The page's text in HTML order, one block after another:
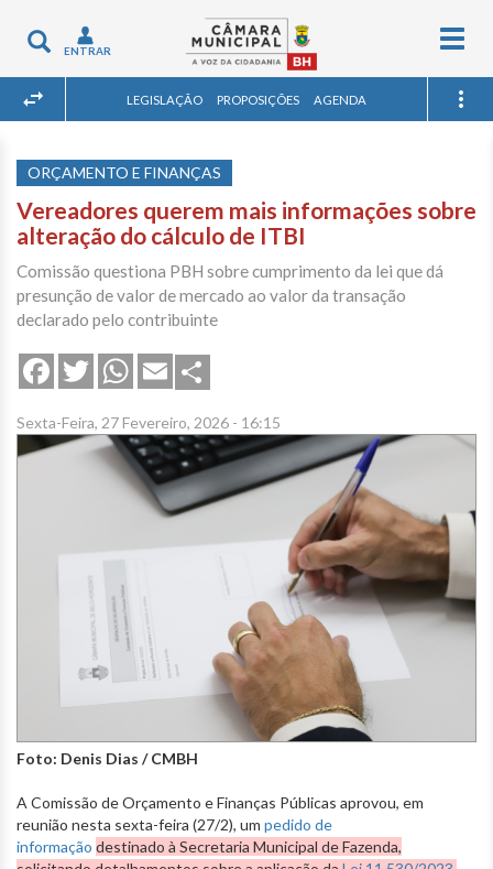
Toggle
navigation
ENTRAR
LEGISLAÇÃO PROPOSIÇÕES AGENDA
ORÇAMENTO E FINANÇAS
Vereadores querem mais informações sobre
alteração do cálculo de ITBI
Comissão questiona PBH sobre cumprimento da lei que dá
presunção de valor de mercado ao valor da transação
declarado pelo contribuinte
FacebookTwitterWhatsApp
Email
Sexta-Feira, 27 Fevereiro, 2026 - 16:15
Foto: Denis Dias / CMBH
A Comissão de Orçamento e Finanças Públicas aprovou, em
reunião nesta sexta-feira (27/2), um pedido de
informação destinado à Secretaria Municipal de Fazenda,